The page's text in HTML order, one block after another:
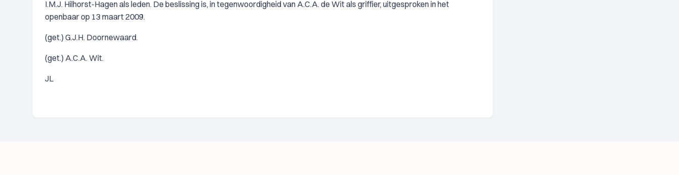
I.M.J. Hilhorst-Hagen als leden. De beslissing is, in tegenwoordigheid van A.C.A. de Wit als griffier, uitgesproken in het
openbaar op 13 maart 2009.
(get.) G.J.H. Doornewaard.
(get.) A.C.A. Wit.
JL